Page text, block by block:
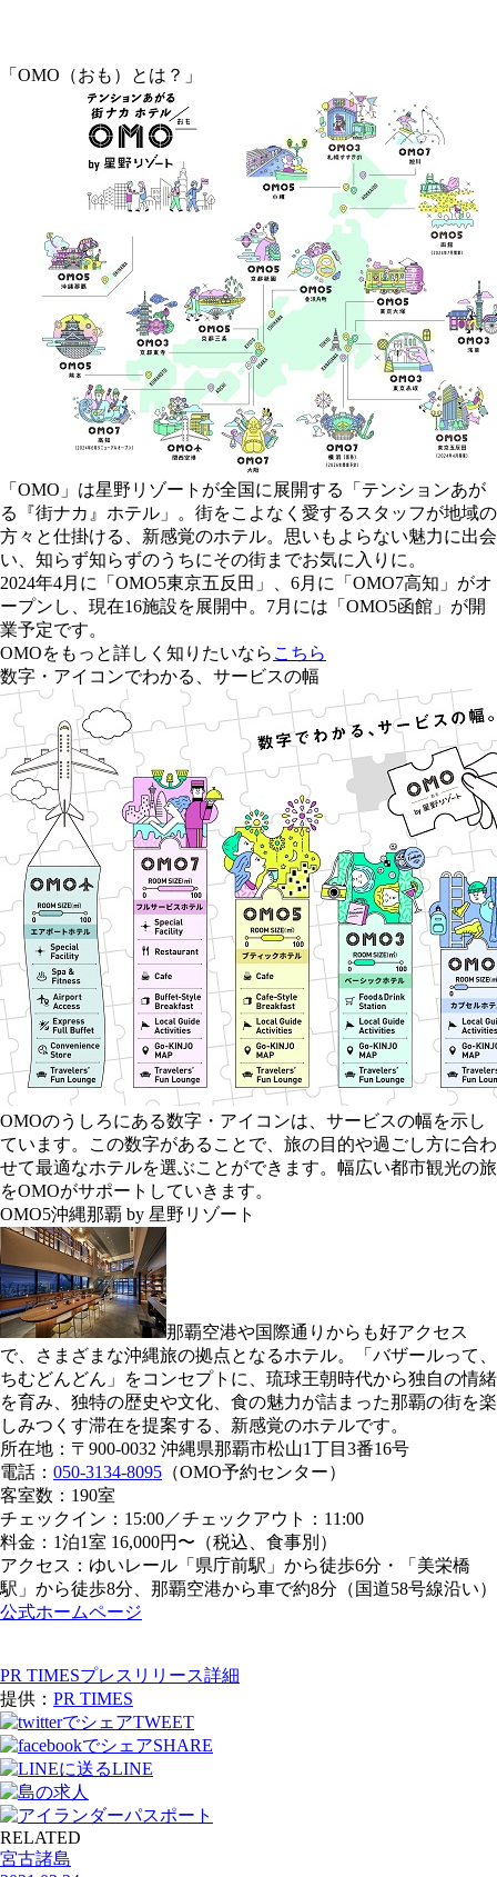
「OMO（おも）とは？」
「OMO」は星野リゾートが全国に展開する「テンションあが
る『街ナカ』ホテル」。街をこよなく愛するスタッフが地域の
方々と仕掛ける、新感覚のホテル。思いもよらない魅力に出会
い、知らず知らずのうちにその街までお気に入りに。
2024年4月に「OMO5東京五反田」、6月に「OMO7高知」がオ
ープンし、現在16施設を展開中。7月には「OMO5函館」が開
業予定です。
OMOをもっと詳しく知りたいなら こちら
数字・アイコンでわかる、サービスの幅
OMOのうしろにある数字・アイコンは、サービスの幅を示し
ています。この数字があることで、旅の目的や過ごし方に合わ
せて最適なホテルを選ぶことができます。幅広い都市観光の旅
をOMOがサポートしていきます。
OMO5沖縄那覇 by 星野リゾート
那覇空港や国際通りからも好アクセス
で、さまざまな沖縄旅の拠点となるホテル。「バザールって、
ちむどんどん」をコンセプトに、琉球王朝時代から独自の情緒
を育み、独特の歴史や文化、食の魅力が詰まった那覇の街を楽
しみつくす滞在を提案する、新感覚のホテルです。
所在地：〒900-0032 沖縄県那覇市松山1丁目3番16号
電話： 050-3134-8095 （OMO予約センター）
客室数：190室
チェックイン：15:00／チェックアウト：11:00
料金：1泊1室 16,000円〜（税込、食事別）
アクセス：ゆいレール「県庁前駅」から徒歩6分・「美栄橋
駅」から徒歩8分、那覇空港から車で約8分（国道58号線沿い）
公式ホームページ
PR TIMESプレスリリース詳細
提供： PR TIMES
TWEET
SHARE
LINE
RELATED
宮古諸島